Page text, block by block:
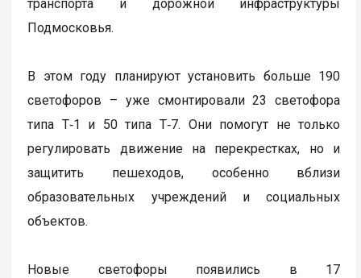
транспорта и дорожной инфраструктуры
Подмосковья.
В этом году планируют установить больше 190
светофоров – уже смонтировали 23 светофора
типа Т‑1 и 50 типа Т‑7. Они помогут не только
регулировать движение на перекрестках, но и
защитить пешеходов, особенно вблизи
образовательных учреждений и социальных
объектов.
Новые светофоры появились в 17